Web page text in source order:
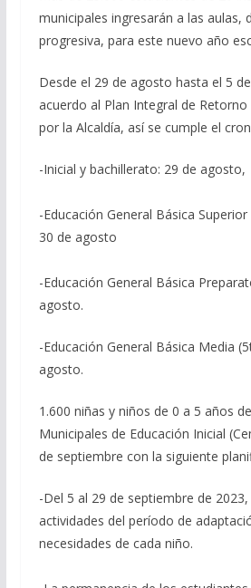
municipales ingresarán a las aulas,
progresiva, para este nuevo año
Desde el 29 de agosto hasta el 5
acuerdo al Plan Integral de
por la Alcaldía, así se cumple el
-Inicial y bachillerato: 29 de agosto,
-Educación General Básica
30 de agosto
-Educación General Básica
agosto.
-Educación General Básica Media
agosto.
1.600 niñas y niños de 0 a 5 años
Municipales de Educación Inicial
de septiembre con la siguiente
-Del 5 al 29 de septiembre de
actividades del período de
necesidades de cada niño.